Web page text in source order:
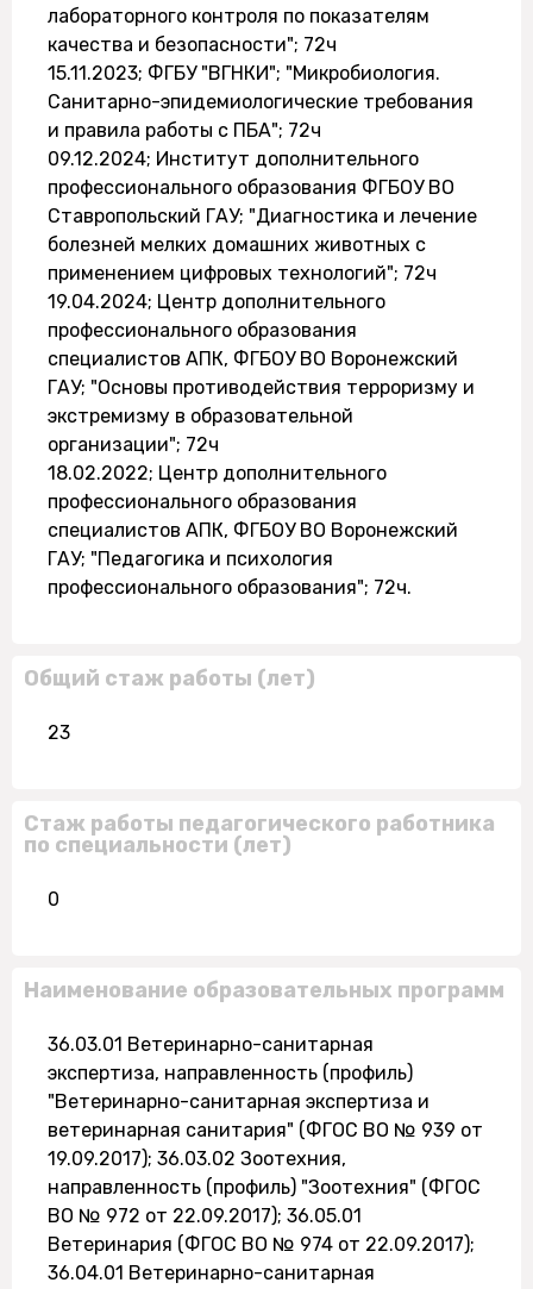
лабораторного контроля по показателям
качества и безопасности"; 72ч
15.11.2023; ФГБУ "ВГНКИ"; "Микробиология.
Санитарно-эпидемиологические требования
и правила работы с ПБА"; 72ч
09.12.2024; Институт дополнительного
профессионального образования ФГБОУ ВО
Ставропольский ГАУ; "Диагностика и лечение
болезней мелких домашних животных с
применением цифровых технологий"; 72ч
19.04.2024; Центр дополнительного
профессионального образования
специалистов АПК, ФГБОУ ВО Воронежский
ГАУ; "Основы противодействия терроризму и
экстремизму в образовательной
организации"; 72ч
18.02.2022; Центр дополнительного
профессионального образования
специалистов АПК, ФГБОУ ВО Воронежский
ГАУ; "Педагогика и психология
профессионального образования"; 72ч.
Общий стаж работы (лет)
23
Стаж работы педагогического работника
по специальности (лет)
0
Наименование образовательных программ
36.03.01 Ветеринарно-санитарная
экспертиза, направленность (профиль)
"Ветеринарно-санитарная экспертиза и
ветеринарная санитария" (ФГОС ВО № 939 от
19.09.2017); 36.03.02 Зоотехния,
направленность (профиль) "Зоотехния" (ФГОС
ВО № 972 от 22.09.2017); 36.05.01
Ветеринария (ФГОС ВО № 974 от 22.09.2017);
36.04.01 Ветеринарно-санитарная